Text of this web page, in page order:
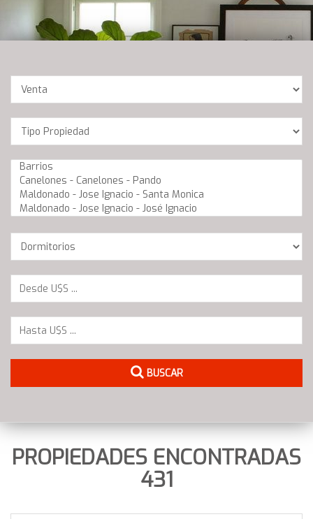
Operación
Location
Barrios
Dormitorios
BUSCAR
PROPIEDADES ENCONTRADAS
431